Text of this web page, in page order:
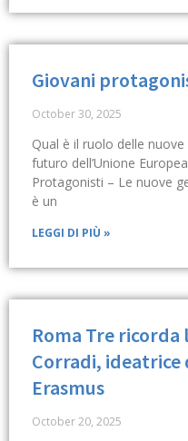
Giovani
October 30, 2025
Qual è il ruolo delle
futuro dell’Unione
Protagonisti – Le nuove
è un
LEGGI DI PIÙ »
Roma Tre ricorda
Corradi, ideatrice
Erasmus
October 20, 2025